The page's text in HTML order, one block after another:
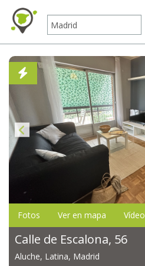
Fotos Ver en mapa Vídeo
Calle de Escalona, 56
Aluche, Latina, Madrid